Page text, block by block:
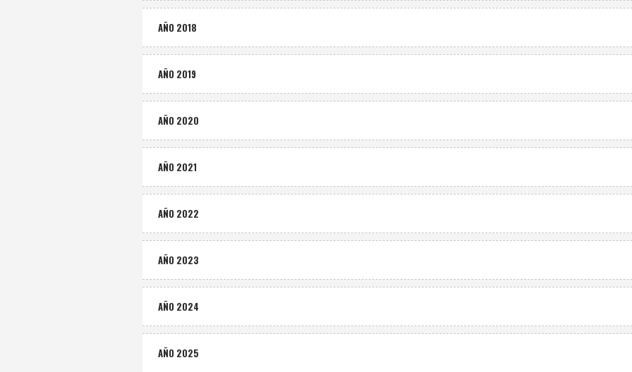
AÑO 2018
AÑO 2019
AÑO 2020
AÑO 2021
AÑO 2022
AÑO 2023
AÑO 2024
AÑO 2025